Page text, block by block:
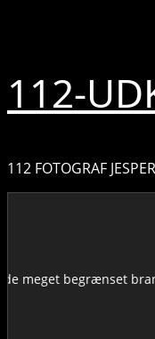
112-
112 FOTOGRAF
begrænset brand i